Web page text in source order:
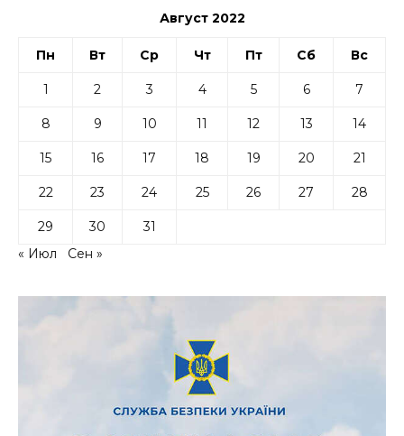
Август 2022
Пн Вт Ср Чт Пт Сб Вс
1 2 3 4 5 6 7
8 9 10 11 12 13 14
15 16 17 18 19 20 21
22 23 24 25 26 27 28
29 30
31
« Июл
Сен »